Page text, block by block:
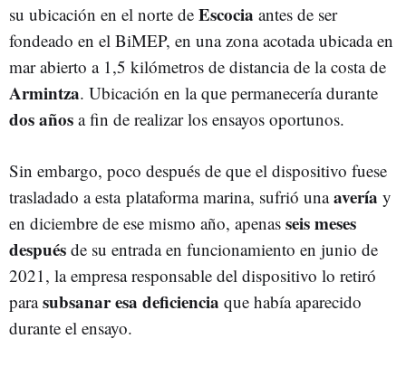
su ubicación en el norte de Escocia antes de ser
fondeado en el BiMEP, en una zona acotada ubicada en
mar abierto a 1,5 kilómetros de distancia de la costa de
Armintza. Ubicación en la que permanecería durante
dos años a fin de realizar los ensayos oportunos.
Sin embargo, poco después de que el dispositivo fuese
trasladado a esta plataforma marina, sufrió unaavería y
en diciembre de ese mismo año, apenas seis meses
después de su entrada en funcionamiento en junio de
2021, la empresa responsable del dispositivo lo retiró
parasubsanar esa deficiencia que había aparecido
durante el ensayo.